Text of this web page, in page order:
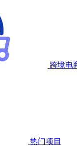
跨境电
热门项目